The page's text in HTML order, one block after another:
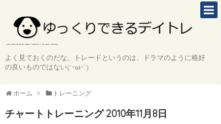
よく見ておくのだな。トレードというのは、ドラマのように格好
の良いものではない(`･ω･´)
ホーム トレーニング
チャートトレーニング 2010年11月8日